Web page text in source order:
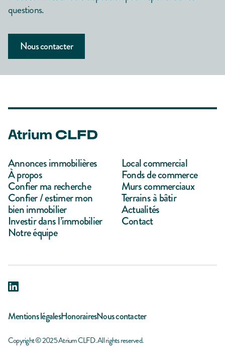
questions.
Nous contacter
Annonces immobilières
À propos
Confier ma recherche
Confier / estimer mon
bien immobilier
Investir dans l’immobilier
Notre équipe
Local commercial
Fonds de commerce
Murs commerciaux
Terrains à bâtir
Actualités
Contact
Mentions légalesHonorairesNous contacter
Copyright © 2025 Atrium CLFD. All rights reserved.